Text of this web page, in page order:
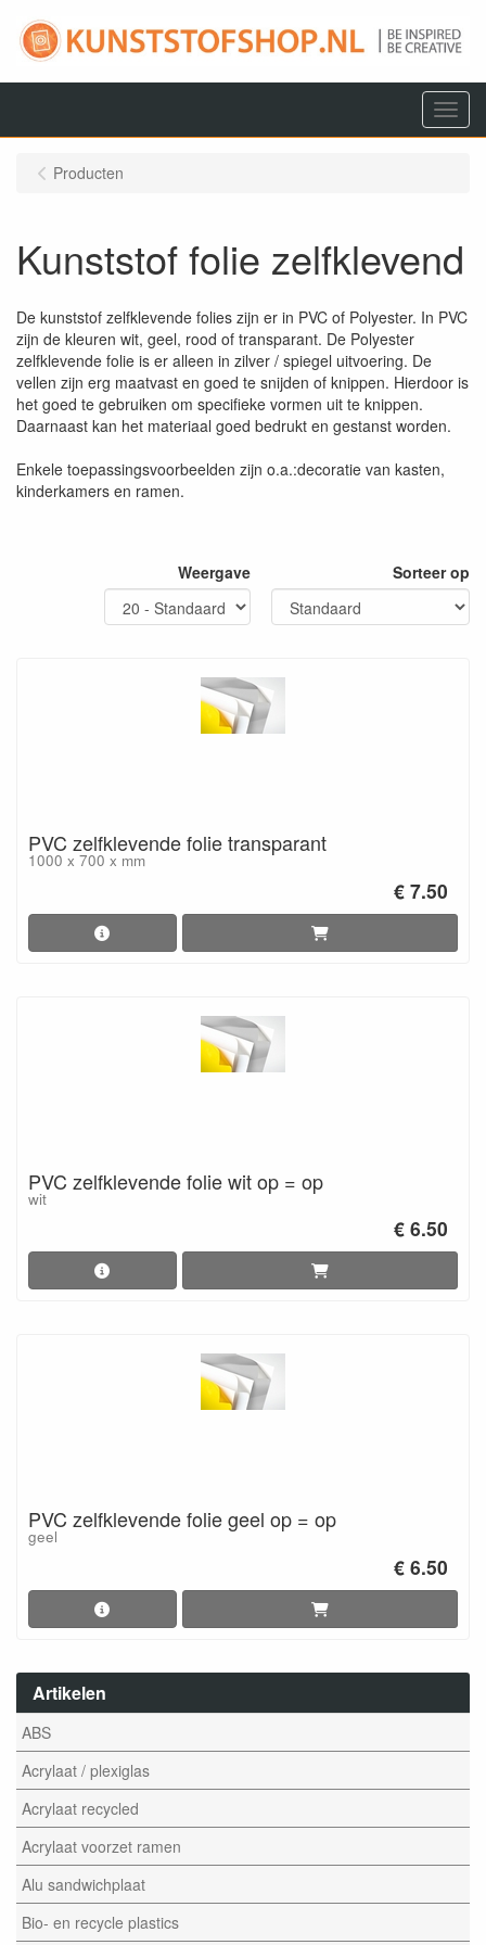
Menu
Artikelen
ABS
Acrylaat / plexiglas
Acrylaat recycled
Acrylaat voorzet ramen
Alu sandwichplaat
Bio- en recycle plastics
Producten
Kunststof folie zelfklevend
De kunststof zelfklevende folies zijn er in PVC of Polyester. In PVC
zijn de kleuren wit, geel, rood of transparant. De Polyester
zelfklevende folie is er alleen in zilver / spiegel uitvoering. De
vellen zijn erg maatvast en goed te snijden of knippen. Hierdoor is
het goed te gebruiken om specifieke vormen uit te knippen.
Daarnaast kan het materiaal goed bedrukt en gestanst worden.
Enkele toepassingsvoorbeelden zijn o.a.:decoratie van kasten,
kinderkamers en ramen.
Weergave Sorteer op
PVC zelfklevende folie transparant
1000 x 700 x mm
€ 7.50
PVC zelfklevende folie wit op = op
wit
€ 6.50
PVC zelfklevende folie geel op = op
geel
€ 6.50